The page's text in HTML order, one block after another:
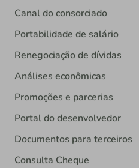
Canal do consorciado
Portabilidade de salário
Renegociação de dívidas
Análises econômicas
Promoções e parcerias
Portal do desenvolvedor
Documentos para terceiros
Consulta Cheque